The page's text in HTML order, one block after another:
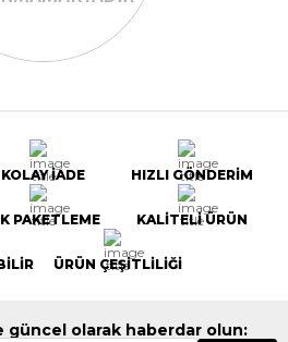
KOLAY İADE HIZLI GÖNDERİM
PAKETLEME KALİTELİ ÜRÜN
ÜRÜN ÇEŞİTLİLİĞİ
güncel olarak haberdar olun: